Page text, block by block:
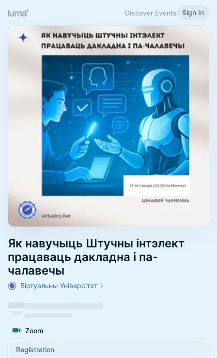
Discover Events Sign In
Як навучыць Штучны інтэлект
працаваць дакладна і па-
чалавечы
Віртуальны Універсітэт
Zoom
Registration